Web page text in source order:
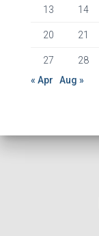
13 14
20 21
27 28
« Apr
Aug »